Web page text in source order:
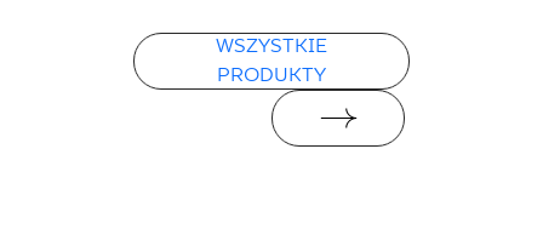
WSZYSTKIE
PRODUKTY